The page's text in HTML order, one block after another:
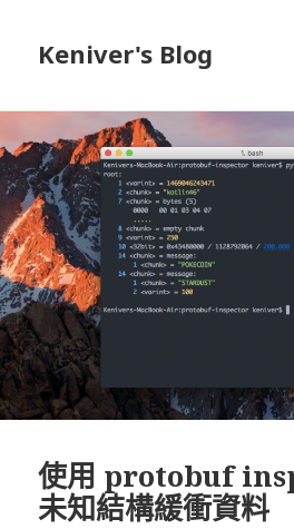
Keniver's Blog
使用 protobuf
未知結構緩衝資料